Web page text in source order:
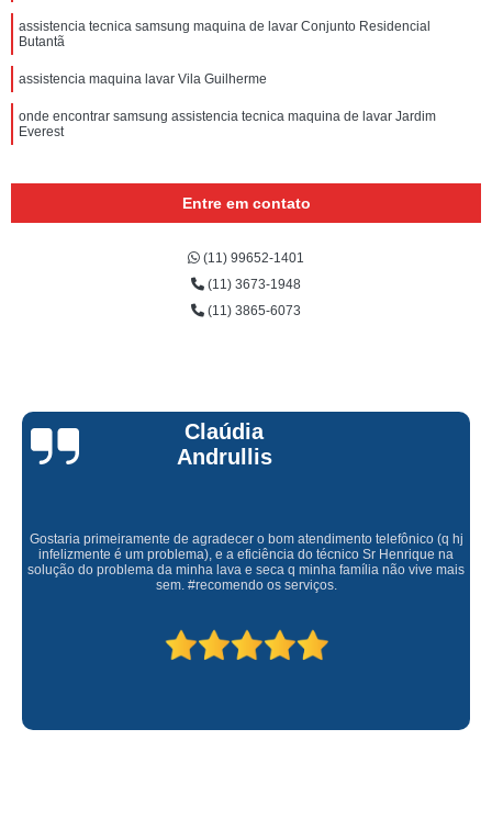
assistencia tecnica samsung maquina de lavar Conjunto Residencial
Butantã
assistencia maquina lavar Vila Guilherme
onde encontrar samsung assistencia tecnica maquina de lavar Jardim
Everest
Entre em contato
(11) 99652-1401
(11) 3673-1948
(11) 3865-6073
Claúdia
Andrullis
Gostaria primeiramente de agradecer o bom atendimento telefônico (q hj
infelizmente é um problema), e a eficiência do técnico Sr Henrique na
solução do problema da minha lava e seca q minha família não vive mais
sem. #recomendo os serviços.